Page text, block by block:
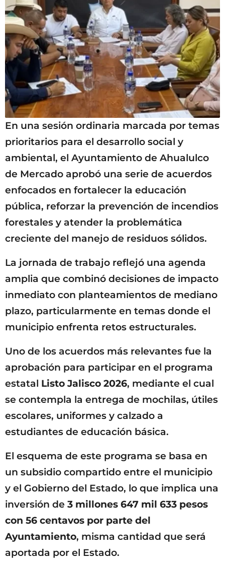
En una sesión ordinaria marcada por temas
prioritarios para el desarrollo social y
ambiental, el Ayuntamiento de Ahualulco
de Mercado aprobó una serie de acuerdos
enfocados en fortalecer la educación
pública, reforzar la prevención de incendios
forestales y atender la problemática
creciente del manejo de residuos sólidos.
La jornada de trabajo reflejó una agenda
amplia que combinó decisiones de impacto
inmediato con planteamientos de mediano
plazo, particularmente en temas donde el
municipio enfrenta retos estructurales.
Uno de los acuerdos más relevantes fue la
aprobación para participar en el programa
estatal Listo Jalisco 2026, mediante el cual
se contempla la entrega de mochilas, útiles
escolares, uniformes y calzado a
estudiantes de educación básica.
El esquema de este programa se basa en
un subsidio compartido entre el municipio
y el Gobierno del Estado, lo que implica una
inversión de 3 millones 647 mil 633 pesos
con 56 centavos por parte del
Ayuntamiento, misma cantidad que será
aportada por el Estado.